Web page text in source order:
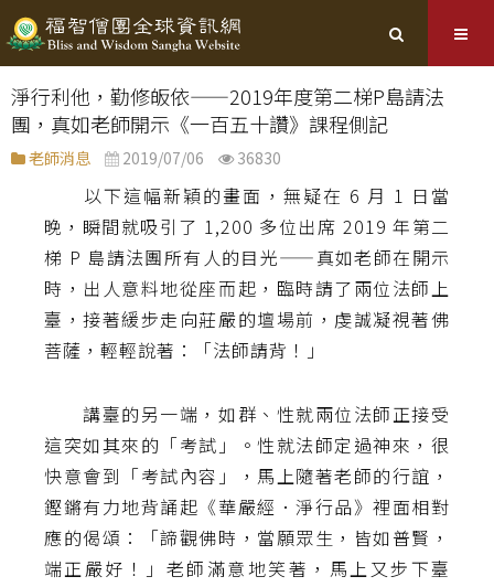
淨行利他，勤修皈依——2019年度第二梯P島請法
團，真如老師開示《一百五十讚》課程側記
老師消息 2019/07/06 36830
以下這幅新穎的畫面，無疑在 6 月 1 日當
晚，瞬間就吸引了 1,200 多位出席 2019 年第二
梯 P 島請法團所有人的目光——真如老師在開示
時，出人意料地從座而起，臨時請了兩位法師上
臺，接著緩步走向莊嚴的壇場前，虔誠凝視著佛
菩薩，輕輕說著：「法師請背！」
講臺的另一端，如群、性就兩位法師正接受
這突如其來的「考試」。性就法師定過神來，很
快意會到「考試內容」，馬上隨著老師的行誼，
鏗鏘有力地背誦起《華嚴經．淨行品》裡面相對
應的偈頌：「諦觀佛時，當願眾生，皆如普賢，
端正嚴好！」老師滿意地笑著，馬上又步下臺